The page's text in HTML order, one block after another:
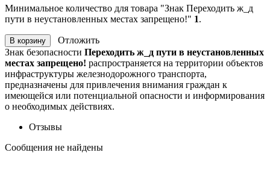
Минимальное количество для товара "Знак Переходить ж_д
пути в неустановленных местах запрещено!" 1.
В корзину
Отложить
Знак безопасности Переходить ж_д пути в неустановленных
местах запрещено! распространяется на территории объектов
инфраструктуры железнодорожного транспорта,
предназначены для привлечения внимания граждан к
имеющейся или потенциальной опасности и информирования
о необходимых действиях.
Отзывы
Сообщения не найдены